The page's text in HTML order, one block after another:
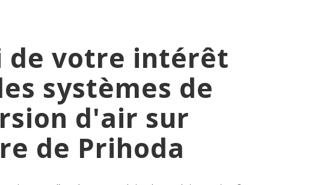
de votre intérêt
systèmes de
d'air sur
de Prihoda